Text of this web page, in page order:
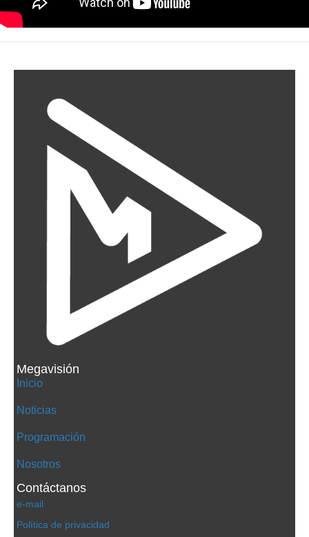
Megavisión
Inicio
Noticias
Programación
Nosotros
Contáctanos
e-mail
Política de privacidad